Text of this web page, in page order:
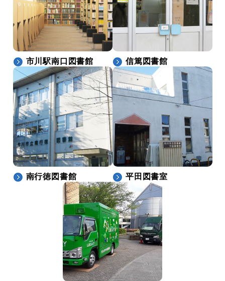
市川駅南口図書館 信篤図書館
南行徳図書館 平田図書室